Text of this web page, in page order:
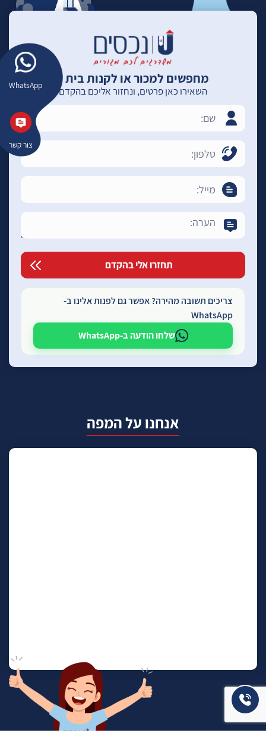
WhatsApp
צור קשר
מחפשים למכור או לקנות בית ?
השאירו כאן פרטים, ונחזור אליכם בהקדם
צריכים תשובה מהירה? אפשר גם לפנות אלינו ב-
WhatsApp
שלחו הודעה ב-WhatsApp
אנחנו על המפה